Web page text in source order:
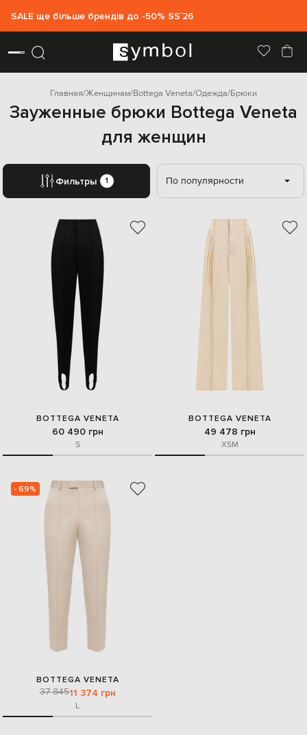
SALE ще більше брендів до -50% SS`26
Главная Женщинам Bottega Veneta Одежда Брюки
Зауженные брюки Bottega Veneta
для женщин
Фильтры 1 По популярности
BOTTEGA VENETA
60 490 грн
S
BOTTEGA VENETA
49 478 грн
XSM
- 69%
BOTTEGA VENETA
37 84511 374 грн
L